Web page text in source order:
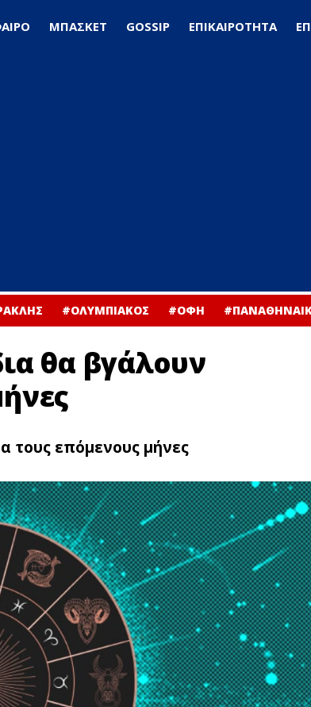
ΜΠΑΣΚΕΤ GOSSIP ΕΠΙΚΑΙΡΟΤΗΤΑ
#ΟΛΥΜΠΙΑΚΟΣ #ΟΦΗ
θα βγάλουν
τους επόμενους μήνες